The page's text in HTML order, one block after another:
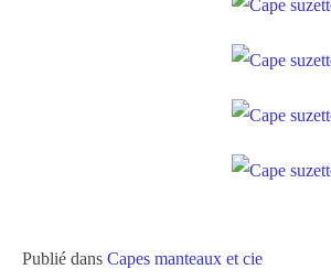
Publié dans Capes manteaux et cie